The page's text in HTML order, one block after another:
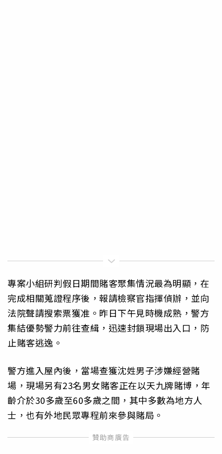
專案小組研判假日期間賭客聚集情況最為明顯，在
完成相關蒐證程序後，報請檢察官指揮偵辦，並向
法院聲請搜索票獲准。昨日下午見時機成熟，警方
集結優勢警力前往查緝，迅速封鎖現場出入口，防
止賭客逃逸。
警方進入屋內後，當場查獲沈姓男子涉嫌經營賭
場，現場另有23名男女賭客正在以天九牌賭博，年
齡介於30多歲至60多歲之間，其中多數為地方人
士，也有外地民眾專程前來參與賭局。